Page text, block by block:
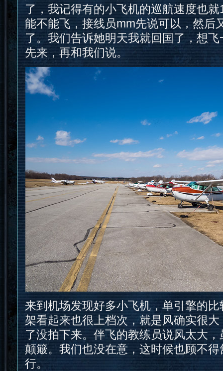
了，我记得有的小飞机的巡航速度也
能不能飞，接线员mm先说可以，然后
了。我们告诉她明天我就回国了，想
先来，再和我们说。
来到机场发现好多小飞机，单引擎的
架看起来也很上档次，就是风确实很
了没拍下来。伴飞的教练员说风太大
颠簸。我们也没在意，这时候也顾不
行。